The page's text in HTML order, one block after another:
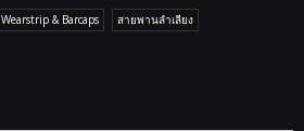
Wearstrip & Barcaps สายพานลำเลียง